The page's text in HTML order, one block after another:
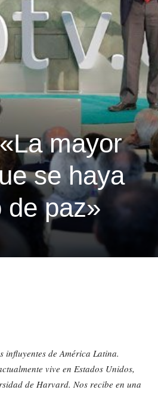
mayor
se haya
de paz»
influyentes de América Latina.
vive en Estados Unidos,
de Harvard. Nos recibe en una